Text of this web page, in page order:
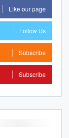
Like our page
Follow Us
Subscribe
Subscribe